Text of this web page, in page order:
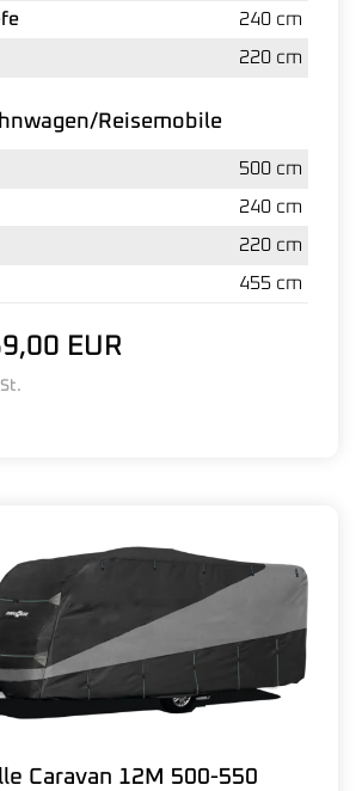
240 cm
220 cm
Reisemobile
500 cm
240 cm
220 cm
455 cm
EUR
Caravan 12M 500-550